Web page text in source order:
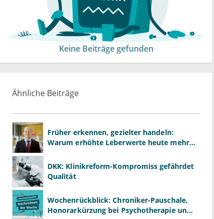
Keine Beiträge gefunden
Ähnliche Beiträge
Früher erkennen, gezielter handeln:
Warum erhöhte Leberwerte heute mehr
DKK: Klinikreform-Kompromiss gefährdet
Qualität
Wochenrückblick: Chroniker-Pauschale,
Honorarkürzung bei Psychotherapie und